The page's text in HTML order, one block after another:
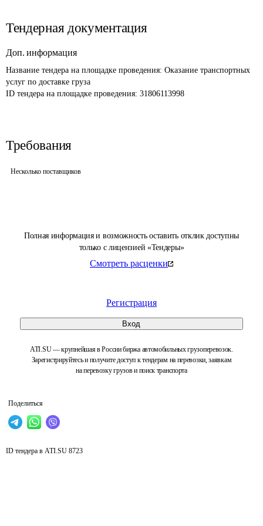
Полная информация и возможность оставить отклик доступны
только с лицензией «Тендеры»
Смотреть расценки
Регистрация
Вход
ATI.SU — крупнейшая в России биржа автомобильных грузоперевозок.
Зарегистрируйтесь и получите доступ к тендерам на перевозки, заявкам
на перевозку грузов и поиск транспорта
Поделиться
Тендерная документация
Доп. информация
Название тендера на площадке проведения: Оказание транспортных
услуг по доставке груза
ID тендера на площадке проведения: 31806113998
Требования
Несколько поставщиков
ID тендера в ATI.SU 8723